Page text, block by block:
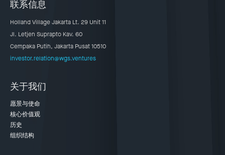
联系信息
Holland Village Jakarta Lt. 29 Unit 11
Jl. Letjen Suprapto Kav. 60
Cempaka Putih, Jakarta Pusat 10510
investor.relation@wgs.ventures
关于我们
愿景与使命
核心价值观
历史
组织结构